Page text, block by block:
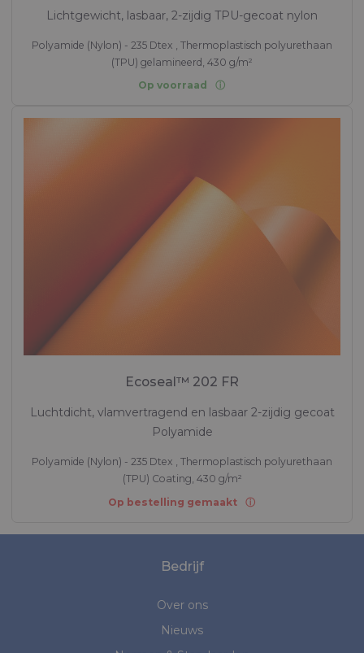
Lichtgewicht, lasbaar, 2-zijdig TPU-gecoat nylon
Polyamide (Nylon) - 235 Dtex , Thermoplastisch polyurethaan
(TPU) gelamineerd, 430 g/m²
Op voorraad
Ecoseal™ 202 FR
Luchtdicht, vlamvertragend en lasbaar 2-zijdig gecoat
Polyamide
Polyamide (Nylon) - 235 Dtex , Thermoplastisch polyurethaan
(TPU) Coating, 430 g/m²
Op bestelling gemaakt
Bedrijf
Over ons
Nieuws